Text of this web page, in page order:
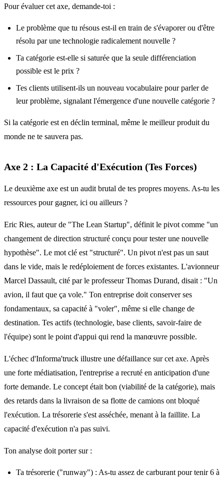
Pour évaluer cet axe, demande-toi :
Le problème que tu résous est-il en train de s'évaporer ou d'être
résolu par une technologie radicalement nouvelle ?
Ta catégorie est-elle si saturée que la seule différenciation
possible est le prix ?
Tes clients utilisent-ils un nouveau vocabulaire pour parler de
leur problème, signalant l'émergence d'une nouvelle catégorie ?
Si la catégorie est en déclin terminal, même le meilleur produit du
monde ne te sauvera pas.
Axe 2 : La Capacité d'Exécution (Tes Forces)
Le deuxième axe est un audit brutal de tes propres moyens. As-tu les
ressources pour gagner, ici ou ailleurs ?
Eric Ries, auteur de "The Lean Startup", définit le pivot comme "un
changement de direction structuré conçu pour tester une nouvelle
hypothèse". Le mot clé est "structuré". Un pivot n'est pas un saut
dans le vide, mais le redéploiement de forces existantes. L'avionneur
Marcel Dassault, cité par le professeur Thomas Durand, disait : "Un
avion, il faut que ça vole." Ton entreprise doit conserver ses
fondamentaux, sa capacité à "voler", même si elle change de
destination. Tes actifs (technologie, base clients, savoir-faire de
l'équipe) sont le point d'appui qui rend la manœuvre possible.
L'échec d'Informa'truck illustre une défaillance sur cet axe. Après
une forte médiatisation, l'entreprise a recruté en anticipation d'une
forte demande. Le concept était bon (viabilité de la catégorie), mais
des retards dans la livraison de sa flotte de camions ont bloqué
l'exécution. La trésorerie s'est asséchée, menant à la faillite. La
capacité d'exécution n'a pas suivi.
Ton analyse doit porter sur :
Ta trésorerie ("runway") : As-tu assez de carburant pour tenir 6 à